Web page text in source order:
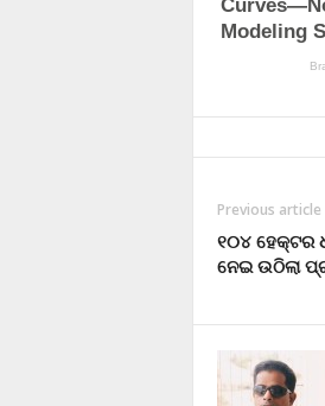
Previous article
୧୦୪ ହେକ୍ଟର
ନେଇ ଉଠିଲା